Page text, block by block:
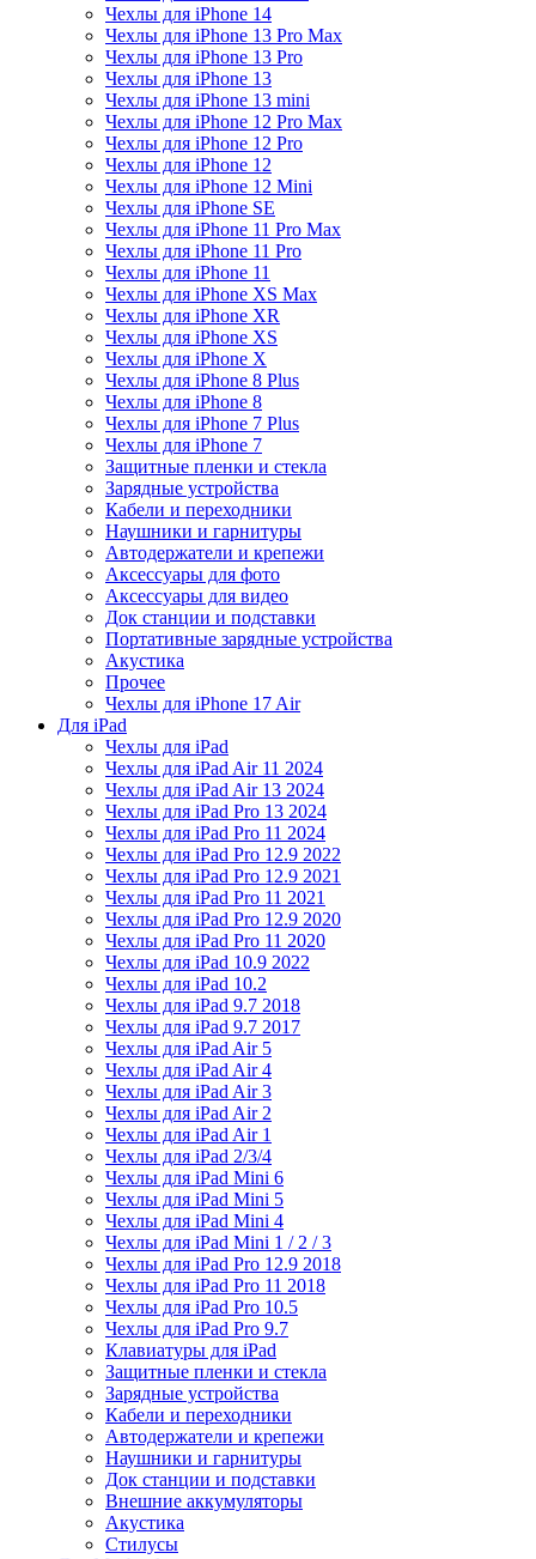
Чехлы для iPhone 14
Чехлы для iPhone 13 Pro Max
Чехлы для iPhone 13 Pro
Чехлы для iPhone 13
Чехлы для iPhone 13 mini
Чехлы для iPhone 12 Pro Max
Чехлы для iPhone 12 Pro
Чехлы для iPhone 12
Чехлы для iPhone 12 Mini
Чехлы для iPhone SE
Чехлы для iPhone 11 Pro Max
Чехлы для iPhone 11 Pro
Чехлы для iPhone 11
Чехлы для iPhone XS Max
Чехлы для iPhone XR
Чехлы для iPhone XS
Чехлы для iPhone X
Чехлы для iPhone 8 Plus
Чехлы для iPhone 8
Чехлы для iPhone 7 Plus
Чехлы для iPhone 7
Защитные пленки и стекла
Зарядные устройства
Кабели и переходники
Наушники и гарнитуры
Автодержатели и крепежи
Аксессуары для фото
Аксессуары для видео
Док станции и подставки
Портативные зарядные устройства
Акустика
Прочее
Чехлы для iPhone 17 Air
Для iPad
Чехлы для iPad
Чехлы для iPad Air 11 2024
Чехлы для iPad Air 13 2024
Чехлы для iPad Pro 13 2024
Чехлы для iPad Pro 11 2024
Чехлы для iPad Pro 12.9 2022
Чехлы для iPad Pro 12.9 2021
Чехлы для iPad Pro 11 2021
Чехлы для iPad Pro 12.9 2020
Чехлы для iPad Pro 11 2020
Чехлы для iPad 10.9 2022
Чехлы для iPad 10.2
Чехлы для iPad 9.7 2018
Чехлы для iPad 9.7 2017
Чехлы для iPad Air 5
Чехлы для iPad Air 4
Чехлы для iPad Air 3
Чехлы для iPad Air 2
Чехлы для iPad Air 1
Чехлы для iPad 2/3/4
Чехлы для iPad Mini 6
Чехлы для iPad Mini 5
Чехлы для iPad Mini 4
Чехлы для iPad Mini 1 / 2 / 3
Чехлы для iPad Pro 12.9 2018
Чехлы для iPad Pro 11 2018
Чехлы для iPad Pro 10.5
Чехлы для iPad Pro 9.7
Клавиатуры для iPad
Защитные пленки и стекла
Зарядные устройства
Кабели и переходники
Автодержатели и крепежи
Наушники и гарнитуры
Док станции и подставки
Внешние аккумуляторы
Акустика
Стилусы